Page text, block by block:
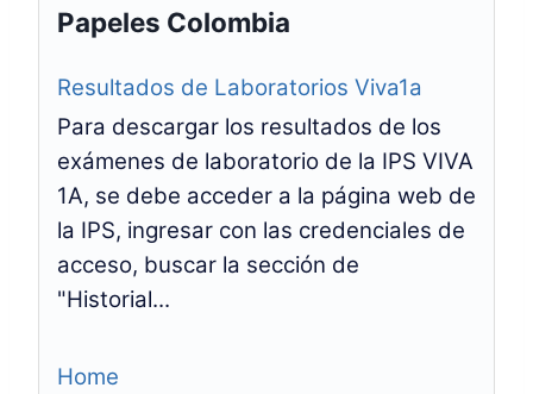
Papeles Colombia
Resultados de Laboratorios Viva1a
Para descargar los resultados de los
exámenes de laboratorio de la IPS VIVA
1A, se debe acceder a la página web de
la IPS, ingresar con las credenciales de
acceso, buscar la sección de
"Historial...
Home